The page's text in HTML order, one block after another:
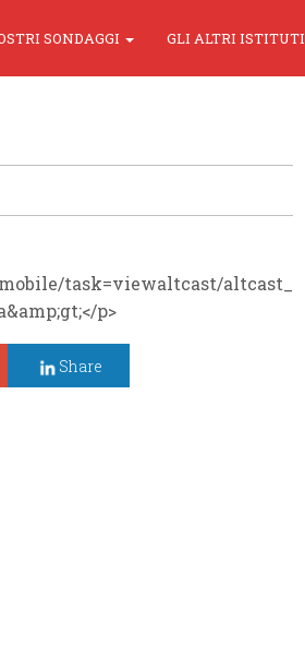
SONDAGGI GLI ALTRI ISTITUTI
task=viewaltcast/altcast_
p>
Share